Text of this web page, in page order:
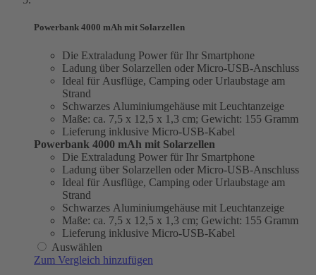
Powerbank 4000 mAh mit Solarzellen
Die Extraladung Power für Ihr Smartphone
Ladung über Solarzellen oder Micro-USB-Anschluss
Ideal für Ausflüge, Camping oder Urlaubstage am
Strand
Schwarzes Aluminiumgehäuse mit Leuchtanzeige
Maße: ca. 7,5 x 12,5 x 1,3 cm; Gewicht: 155 Gramm
Lieferung inklusive Micro-USB-Kabel
Powerbank 4000 mAh mit Solarzellen
Die Extraladung Power für Ihr Smartphone
Ladung über Solarzellen oder Micro-USB-Anschluss
Ideal für Ausflüge, Camping oder Urlaubstage am
Strand
Schwarzes Aluminiumgehäuse mit Leuchtanzeige
Maße: ca. 7,5 x 12,5 x 1,3 cm; Gewicht: 155 Gramm
Lieferung inklusive Micro-USB-Kabel
Auswählen
Zum Vergleich hinzufügen